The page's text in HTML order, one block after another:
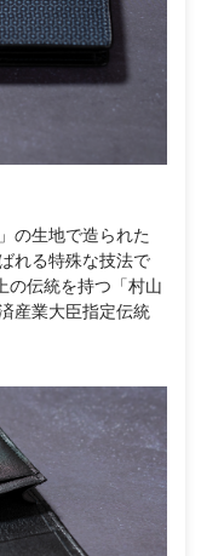
の生地で造られた
れる特殊な技法で
の伝統を持つ「村山
産業大臣指定伝統